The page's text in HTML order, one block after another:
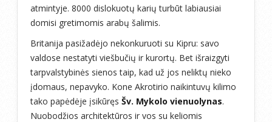
atmintyje. 8000 dislokuotų karių turbūt labiausiai
domisi gretimomis arabų šalimis.
Britanija pasižadėjo nekonkuruoti su Kipru: savo
valdose nestatyti viešbučių ir kurortų. Bet išraizgyti
tarpvalstybinės sienos taip, kad už jos neliktų nieko
įdomaus, nepavyko. Kone Akrotirio naikintuvų kilimo
tako papėdėje įsikūręs Šv. Mykolo vienuolynas.
Nuobodžios architektūros ir vos su keliomis